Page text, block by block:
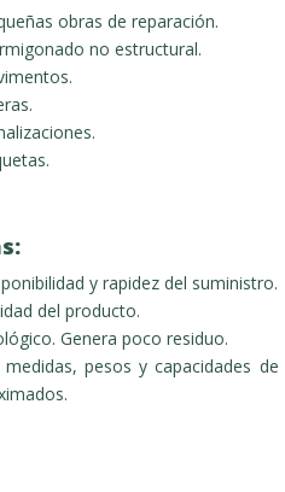
obras de reparación.
no estructural.
y rapidez del suministro.
del producto.
Genera poco residuo.
pesos y capacidades